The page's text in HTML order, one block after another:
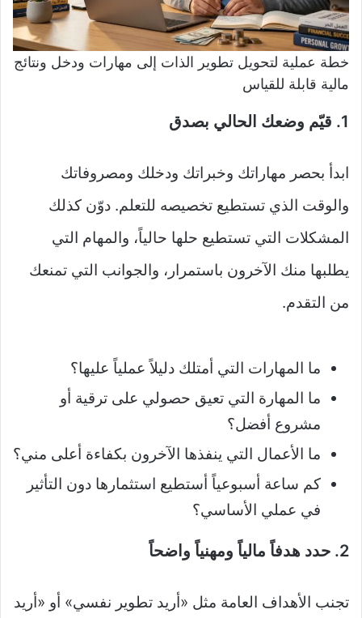
خطة عملية لتحويل تطوير الذات إلى مهارات ودخل ونتائج
مالية قابلة للقياس
1. قيّم وضعك الحالي بصدق
ابدأ بحصر مهاراتك وخبراتك ودخلك ومصروفاتك
والوقت الذي تستطيع تخصيصه للتعلم. دوّن كذلك
المشكلات التي تستطيع حلها حالياً، والمهام التي
يطلبها منك الآخرون باستمرار، والجوانب التي تمنعك
من التقدم.
ما المهارات التي أمتلك دليلاً عملياً عليها؟
ما المهارة التي تعيق حصولي على ترقية أو
مشروع أفضل؟
ما الأعمال التي ينفذها الآخرون بكفاءة أعلى مني؟
كم ساعة أسبوعياً أستطيع استثمارها دون التأثير
في عملي الأساسي؟
2. حدد هدفاً مالياً ومهنياً واضحاً
تجنب الأهداف العامة مثل «أريد تطوير نفسي» أو «أريد